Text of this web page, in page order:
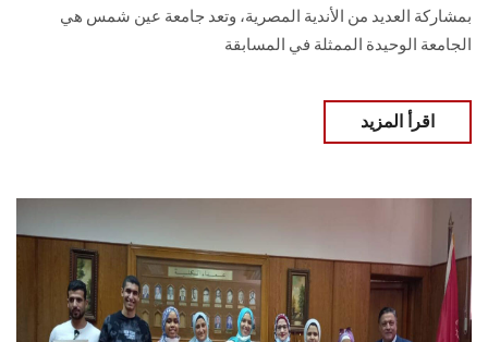
بمشاركة العديد من الأندية المصرية، وتعد جامعة عين شمس هي
الجامعة الوحيدة الممثلة في المسابقة
اقرأ المزيد